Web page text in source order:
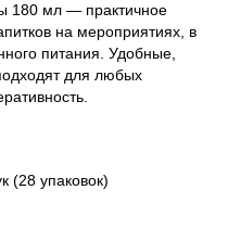
180 мл — практичное
на мероприятиях, в
питания. Удобные,
для любых
(28 упаковок)